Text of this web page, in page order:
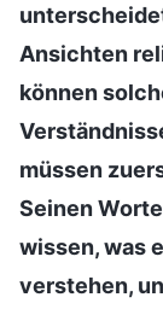
Ansichten
können
müssen
Seinen
wissen, was
verstehen,